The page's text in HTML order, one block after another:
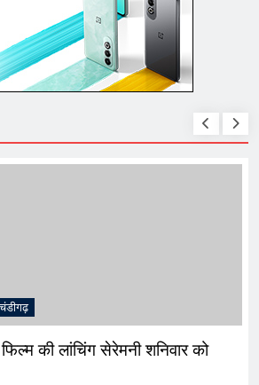
चंडीगढ़
की लांचिंग सेरेमनी शनिवार को